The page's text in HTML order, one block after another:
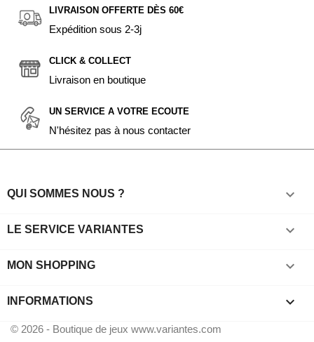
LIVRAISON OFFERTE DÈS 60€
Expédition sous 2-3j
CLICK & COLLECT
Livraison en boutique
UN SERVICE A VOTRE ECOUTE
N'hésitez pas à nous contacter
QUI SOMMES NOUS ? 
LE SERVICE VARIANTES 
MON SHOPPING 
INFORMATIONS keyboard_arrow_down
© 2026 - Boutique de jeux www.variantes.com